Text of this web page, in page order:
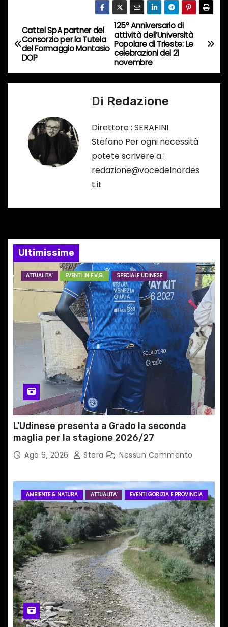
N
a
v
e
a
r
i
c
l
i
125° Anniversario di
attività dell’Università
Popolare di Trieste: Le
celebrazioni del 21
novembre
Cattel SpA partner del
Consorzio per la Tutela
del Formaggio Montasio
DOP
Di Redazione
Direttore : SERAFINI
Stefano Per ogni necessità
potete scrivere a :
redazione@vocedelnordes
t.it
Ultimissime
ATTUALITA' EVENTI IN F.V.G. SPECIALE UDINESE
L’Udinese presenta a Grado la seconda
maglia per la stagione 2026/27
Ago 6, 2026 Stera Nessun Commento
AMBIENTE & NATURA ATTUALITA' EVENTI GORIZIA E PROVINCIA